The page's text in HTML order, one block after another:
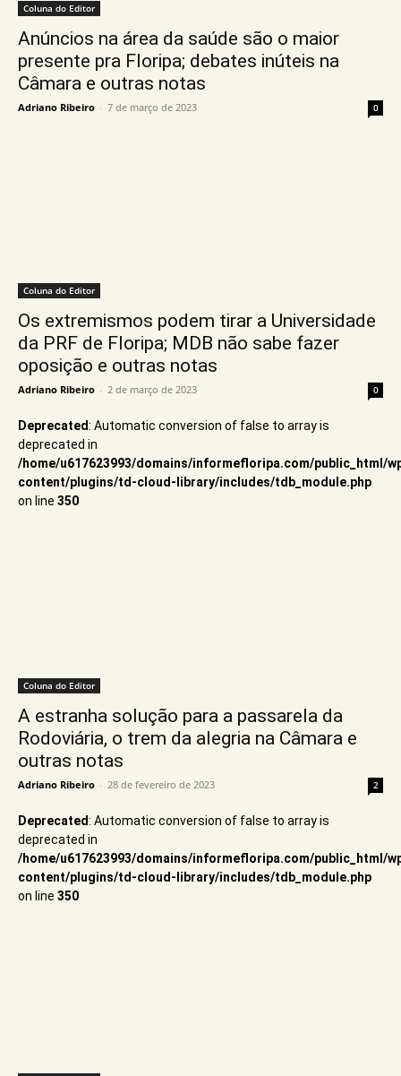
Coluna do Editor
Anúncios na área da saúde são o maior
presente pra Floripa; debates inúteis na
Câmara e outras notas
Adriano Ribeiro - 7 de março de 2023 0
Coluna do Editor
Os extremismos podem tirar a Universidade
da PRF de Floripa; MDB não sabe fazer
oposição e outras notas
Adriano Ribeiro - 2 de março de 2023 0
Coluna do Editor
Deprecated: Automatic conversion of false to array is
deprecated in
/home/u617623993/domains/informefloripa.com/public_html/
content/plugins/td-cloud-library/includes/tdb_module.php
on line 350
A estranha solução para a passarela da
Rodoviária, o trem da alegria na Câmara e
outras notas
Adriano Ribeiro - 28 de fevereiro de 2023 2
Deprecated: Automatic conversion of false to array is
deprecated in
/home/u617623993/domains/informefloripa.com/public_html/
content/plugins/td-cloud-library/includes/tdb_module.php
on line 350